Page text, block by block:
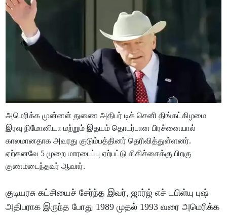
அமெரிக்க முன்னள் துணை அதிபர் டிக் செனி திங்கட்கிழமை
இரவு நிமோனியா மற்றும் இதயம் தொடர்பான பிரச்னையால்
காலமானதாக அவரது குடும்பத்தினர் தெரிவித்துள்ளனர்.
ஏற்கனவே 5 முறை மாரடைப்பு ஏற்பட்டு சிகிச்சைக்கு பிறகு
குணமடைந்தவர் ஆவார்.
குடியரசு கட்சியைச் சேர்ந்த இவர், ஜார்ஜ் எச் டபிள்யு புஷ்
அதிபராக இருந்த போது 1989 முதல் 1993 வரை அமெரிக்க